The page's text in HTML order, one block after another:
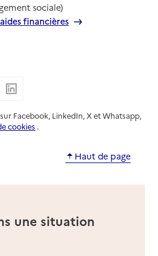
sociale)
financières
emailsur Facebook
Partager sur X
Facebook, LinkedIn, X et Whatsapp,
cookies .
Haut de page
une situation